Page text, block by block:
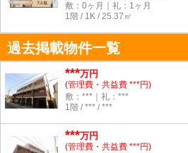
敷：0ヶ月｜礼：1ヶ月
1階 / 1K / 25.37㎡
過去掲載物件一覧
***万円
(管理費・共益費 ***円)
敷：***｜礼：***
1階 / *** / ***
***万円
(管理費・共益費 ***円)